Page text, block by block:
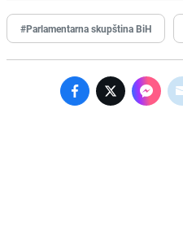
#Parlamentarna skupština BiH